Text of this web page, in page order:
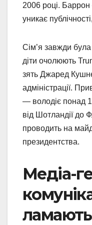
2006 році.
уникає
Сім’я завжди була
діти очолюють
зять Джаред
адміністрації.
— володіє понад
від Шотландії до
проводить на
президентства.
Медіа-